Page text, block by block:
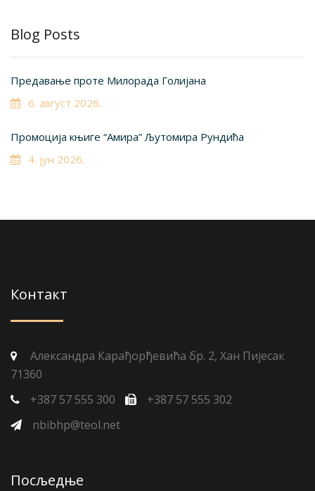
Blog Posts
Предавање проте Милорада Голијана
6. август 2026.
Промоција књиге “Амира” Љутомира Рундића
4. јун 2026.
Контакт
Александра Карађорђевића бр. 2, Хан Пијесак
71360
+387 57 555 300
+387 57 555 302
nbibhp@teol.net
Посљедње